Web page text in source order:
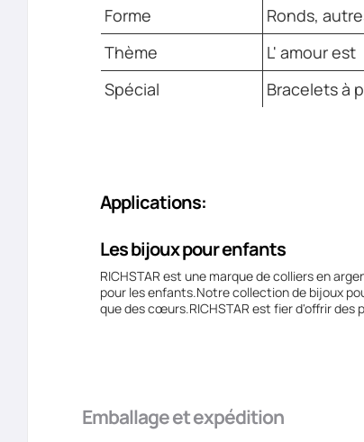
Forme
Ronds,
Thème
L' amour est
Spécial
Bracelets à
Applications:
Les bijoux pour enfants
RICHSTAR est une marque de colliers en
pour les enfants.Notre collection de bijoux
que des cœurs.RICHSTAR est fier d'offrir
Emballage et expédition